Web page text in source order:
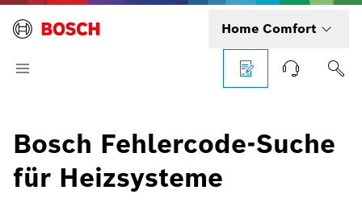
Home Comfort
Bosch Fehlercode-Suche
für Heizsysteme